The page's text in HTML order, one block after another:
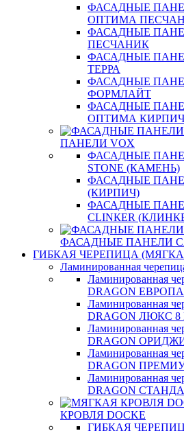
ФАСАДНЫЕ
ОПТИМА
ФАСАДНЫЕ
ПЕСЧАНИК
ФАСАДНЫЕ
ТЕРРА
ФАСАДНЫЕ
ФОРМЛАЙТ
ФАСАДНЫЕ
ОПТИМА КИРПИЧ
ПАНЕЛИ VOX
ФАСАДНЫЕ
STONE (КАМЕНЬ)
ФАСАДНЫЕ
(КИРПИЧ)
ФАСАДНЫЕ
CLINКER
ФАСАДНЫЕ ПАНЕЛИ
ГИБКАЯ ЧЕРЕПИЦА
Ламинированная
Ламинированная
DRAGON
Ламинированная
DRAGON ЛЮКС
Ламинированная
DRAGON
Ламинированная
DRAGON
Ламинированная
DRAGON
КРОВЛЯ DOCKE
ГИБКАЯ